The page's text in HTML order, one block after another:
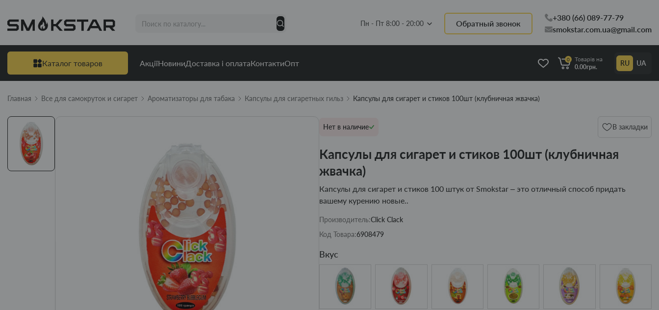
Пн - Пт 8:00 - 20:00 Обратный звонок
+380 (66) 089-77-79
smokstar.com.ua@gmail.com
Каталог товаров АкціїНовиниДоставка і оплатаКонтактиОпт 0
Товарів на
0.00грн.
RU UA
Главная Все для самокруток и сигарет Ароматизаторы для табака Капсулы для сигаретных гильз Капсулы для сигарет и стиков 100шт (клубничная жвачка)
Нет в наличие В закладки
Капсулы для сигарет и стиков 100шт (клубничная
жвачка)
Капсулы для сигарет и стиков 100 штук от Smokstar – это отличный способ придать
вашему курению новые..
Производитель:Click Clack
Код Товара:6908479
Вкус